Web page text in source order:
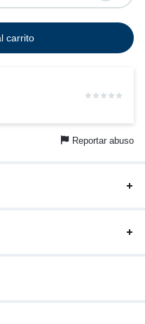
carrito
Reportar abuso